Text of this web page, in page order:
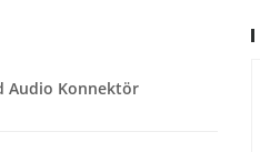
Audio Konnektör